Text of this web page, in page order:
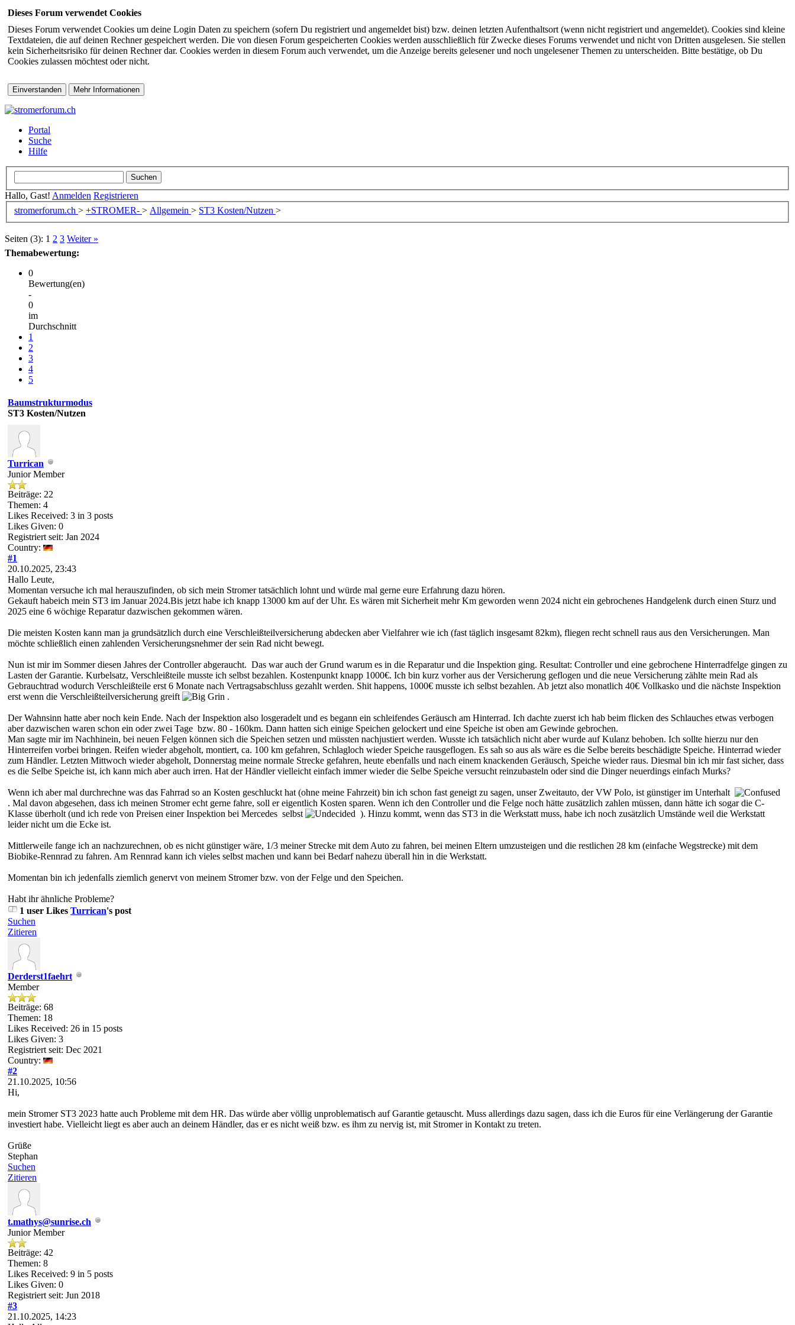
Dieses Forum verwendet Cookies
Dieses Forum verwendet Cookies um deine Login Daten zu speichern (sofern Du registriert und angemeldet bist) bzw. deinen letzten Aufenthaltsort (wenn nicht registriert und angemeldet). Cookies sind kleine
Textdateien, die auf deinen Rechner gespeichert werden. Die von diesen Forum gespeicherten Cookies werden ausschließlich für Zwecke dieses Forums verwendet und nicht von Dritten ausgelesen. Sie stellen
kein Sicherheitsrisiko für deinen Rechner dar. Cookies werden in diesem Forum auch verwendet, um die Anzeige bereits gelesener und noch ungelesener Themen zu unterscheiden. Bitte bestätige, ob Du
Cookies zulassen möchtest oder nicht.
Portal
Suche
Hilfe
Hallo, Gast! Anmelden Registrieren
stromerforum.ch > +STROMER- > Allgemein > ST3 Kosten/Nutzen >
Seiten (3): 1 2 3 Weiter »
Themabewertung:
0
Bewertung(en)
-
0
im
Durchschnitt
1
2
3
4
5
Baumstrukturmodus
ST3 Kosten/Nutzen
Turrican
Junior Member
Beiträge: 22
Themen: 4
Likes Received: 3 in 3 posts
Likes Given: 0
Registriert seit: Jan 2024
Country:
#1
20.10.2025, 23:43
Hallo Leute,
Momentan versuche ich mal herauszufinden, ob sich mein Stromer tatsächlich lohnt und würde mal gerne eure Erfahrung dazu hören.
Gekauft habeich mein ST3 im Januar 2024.Bis jetzt habe ich knapp 13000 km auf der Uhr. Es wären mit Sicherheit mehr Km geworden wenn 2024 nicht ein gebrochenes Handgelenk durch einen Sturz und
2025 eine 6 wöchige Reparatur dazwischen gekommen wären.
Die meisten Kosten kann man ja grundsätzlich durch eine Verschleißteilversicherung abdecken aber Vielfahrer wie ich (fast täglich insgesamt 82km), fliegen recht schnell raus aus den Versicherungen. Man
möchte schließlich einen zahlenden Versicherungsnehmer der sein Rad nicht bewegt.
Nun ist mir im Sommer diesen Jahres der Controller abgeraucht. Das war auch der Grund warum es in die Reparatur und die Inspektion ging. Resultat: Controller und eine gebrochene Hinterradfelge gingen zu
Lasten der Garantie. Kurbelsatz, Verschleißteile musste ich selbst bezahlen. Kostenpunkt knapp 1000€. Ich bin kurz vorher aus der Versicherung geflogen und die neue Versicherung zählte mein Rad als
Gebrauchtrad wodurch Verschleißteile erst 6 Monate nach Vertragsabschluss gezahlt werden. Shit happens, 1000€ musste ich selbst bezahlen. Ab jetzt also monatlich 40€ Vollkasko und die nächste Inspektion
erst wenn die Verschleißteilversicherung greift
.
Der Wahnsinn hatte aber noch kein Ende. Nach der Inspektion also losgeradelt und es begann ein schleifendes Geräusch am Hinterrad. Ich dachte zuerst ich hab beim flicken des Schlauches etwas verbogen
aber dazwischen waren schon ein oder zwei Tage bzw. 80 - 160km. Dann hatten sich einige Speichen gelockert und eine Speiche ist oben am Gewinde gebrochen.
Man sagte mir im Nachhinein, bei neuen Felgen können sich die Speichen setzen und müssten nachjustiert werden. Wusste ich tatsächlich nicht aber wurde auf Kulanz behoben. Ich sollte hierzu nur den
Hinterreifen vorbei bringen. Reifen wieder abgeholt, montiert, ca. 100 km gefahren, Schlagloch wieder Speiche rausgeflogen. Es sah so aus als wäre es die Selbe bereits beschädigte Speiche. Hinterrad wieder
zum Händler. Letzten Mittwoch wieder abgeholt, Donnerstag meine normale Strecke gefahren, heute ebenfalls und nach einem knackenden Geräusch, Speiche wieder raus. Diesmal bin ich mir fast sicher, dass
es die Selbe Speiche ist, ich kann mich aber auch irren. Hat der Händler vielleicht einfach immer wieder die Selbe Speiche versucht reinzubasteln oder sind die Dinger neuerdings einfach Murks?
Wenn ich aber mal durchrechne was das Fahrrad so an Kosten geschluckt hat (ohne meine Fahrzeit) bin ich schon fast geneigt zu sagen, unser Zweitauto, der VW Polo, ist günstiger im Unterhalt
. Mal davon abgesehen, dass ich meinen Stromer echt gerne fahre, soll er eigentlich Kosten sparen. Wenn ich den Controller und die Felge noch hätte zusätzlich zahlen müssen, dann hätte ich sogar die C-
Klasse überholt (und ich rede von Preisen einer Inspektion bei Mercedes selbst
). Hinzu kommt, wenn das ST3 in die Werkstatt muss, habe ich noch zusätzlich Umstände weil die Werkstatt
leider nicht um die Ecke ist.
Mittlerweile fange ich an nachzurechnen, ob es nicht günstiger wäre, 1/3 meiner Strecke mit dem Auto zu fahren, bei meinen Eltern umzusteigen und die restlichen 28 km (einfache Wegstrecke) mit dem
Biobike-Rennrad zu fahren. Am Rennrad kann ich vieles selbst machen und kann bei Bedarf nahezu überall hin in die Werkstatt.
Momentan bin ich jedenfalls ziemlich genervt von meinem Stromer bzw. von der Felge und den Speichen.
Habt ihr ähnliche Probleme?
1 user Likes Turrican's post
Suchen
Zitieren
Derderst1faehrt
Member
Beiträge: 68
Themen: 18
Likes Received: 26 in 15 posts
Likes Given: 3
Registriert seit: Dec 2021
Country:
#2
21.10.2025, 10:56
Hi,
mein Stromer ST3 2023 hatte auch Probleme mit dem HR. Das würde aber völlig unproblematisch auf Garantie getauscht. Muss allerdings dazu sagen, dass ich die Euros für eine Verlängerung der Garantie
investiert habe. Vielleicht liegt es aber auch an deinem Händler, das er es nicht weiß bzw. es ihm zu nervig ist, mit Stromer in Kontakt zu treten.
Grüße
Stephan
Suchen
Zitieren
t.mathys@sunrise.ch
Junior Member
Beiträge: 42
Themen: 8
Likes Received: 9 in 5 posts
Likes Given: 0
Registriert seit: Jun 2018
#3
21.10.2025, 14:23